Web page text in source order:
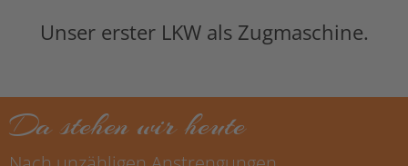
Unser erster LKW als Zugmaschine.
Da stehen wir heute